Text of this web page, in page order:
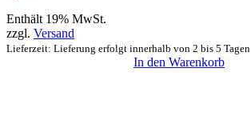
Enthält 19% MwSt.
zzgl. Versand
Lieferzeit: Lieferung erfolgt innerhalb von 2 bis 5 Tagen
In den Warenkorb